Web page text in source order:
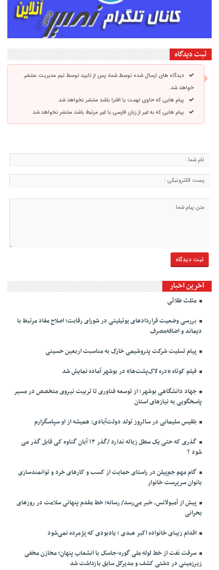
ثبت دیدگاه
دیدگاه های ارسال شده توسط شما، پس از تایید توسط تیم مدیریت منتشر
خواهد شد.
پیام هایی که حاوی تهمت یا افترا باشد منتشر نخواهد شد.
پیام هایی که به غیر از زبان فارسی یا غیر مرتبط باشد منتشر نخواهد شد.
آخرین اخبار
مثلث طلائی
بررسی وضعیت قراردادهای یوتیلیتی در شورای رقابت؛ اصلاح مفاد مرتبط با
دیماند و اضافه‌مصرف
پیام تسلیت شرکت پتروشیمی خارک به مناسبت اربعین حسینی
فیلم کوتاه «دره لاک‌پشت‌ها» در بوشهر آماده نمایش شد
جهاد دانشگاهی بوشهر؛ از توسعه فناوری تا تربیت نیروی متخصص در مسیر
پاسخگویی به نیازهای استان
بلقیس سلیمانی در سالروز تولد دولت‌آبادی: همیشه از او سپاسگزارم
گذری که حتی یک سطل زباله ندارد /گذر ۱۳ آبان گناوه کی قابل گذر می
شود ؟
گام مهم جم‌پیلن در راستای حمایت از کسب و کارهای خرد و توانمندسازیِ
بانوان سرپرست خانوار
پیش از آمبولانس، خبر می‌رسد/ رسانه؛ خط مقدم پنهانی سلامت در روزهای
بحرانی
اقدام زیبای خانواده اکبر عبدی ؛ یادبودی که پژمرده نمی‌شود
سرقت نفت از خط لوله ملی گوره-جاسک با انشعاب پنهان؛ مخازن مخفی
زیرزمینی در دشتی کشف و مدیرکل سابق بازداشت شد